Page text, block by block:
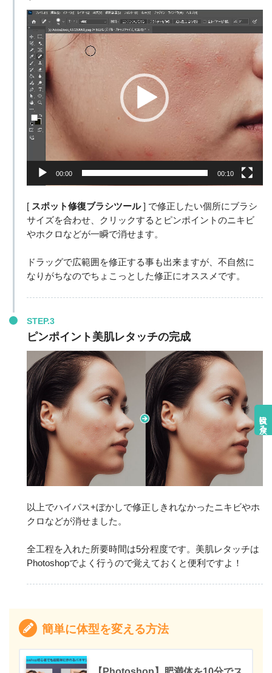
目次に戻る
動
画
プ
レ
ー
ヤ
ー
00:00 00:10
[ スポット修復ブラシツール] で修正したい個所にブラシ
サイズを合わせ、クリックするとピンポイントのニキビ
やホクロなどが一瞬で消せます。
ドラッグで広範囲を修正する事も出来ますが、不自然に
なりがちなのでちょこっとした修正にオススメです。
STEP.3
ピンポイント美肌レタッチの完成
以上でハイパス+ぼかしで修正しきれなかったニキビやホ
クロなどが消せました。
全工程を入れた所要時間は5分程度です。美肌レタッチは
Photoshopでよく行うので覚えておくと便利ですよ！
簡単に体型を変える方法